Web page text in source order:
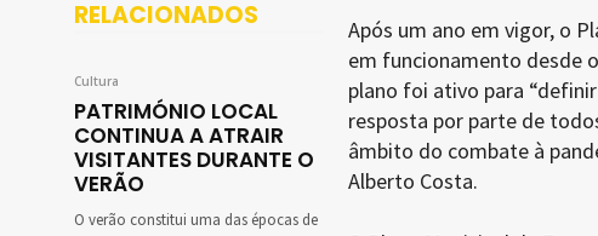
RELACIONADOS
Cultura
PATRIMÓNIO LOCAL
CONTINUA A ATRAIR
VISITANTES DURANTE O
VERÃO
O verão constitui uma das épocas de
Após um ano em vigor, o
em funcionamento desde
plano foi ativo para
resposta por parte de
âmbito do combate à
Alberto Costa.